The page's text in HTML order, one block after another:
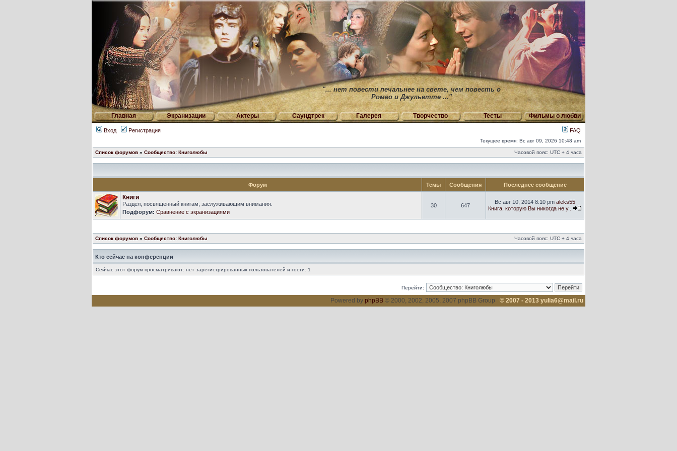
"... нет повести печальнее на свете, чем повесть о
Ромео и Джульетте ..."
Главная Экранизации Актеры Саундтрек Галерея Творчество Тесты Фильмы о любви
Вход Регистрация FAQ
Текущее время: Вс авг 09, 2026 10:48 am
Список форумов » Сообщество: Книголюбы Часовой пояс: UTC + 4 часа
Форум Темы Сообщения Последнее сообщение
Книги
Раздел, посвященный книгам, заслуживающим внимания.
Подфорум: Сравнение с экранизациями
30 647
Вс авг 10, 2014 8:10 pm aleks55
Книга, которую Вы никогда не у...
Список форумов » Сообщество: Книголюбы Часовой пояс: UTC + 4 часа
Кто сейчас на конференции
Сейчас этот форум просматривают: нет зарегистрированных пользователей и гости: 1
Перейти:
Powered by phpBB © 2000, 2002, 2005, 2007 phpBB Group © 2007 - 2013 yulia6@mail.ru